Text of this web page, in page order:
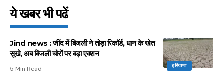
ये खबर भी पढें
हरियाणा
Jind news : जींद में बिजली ने तोड़ा रिकॉर्ड, धान के खेत
सूखे, अब बिजली चोरों पर बड़ा एक्शन
5 Min Read